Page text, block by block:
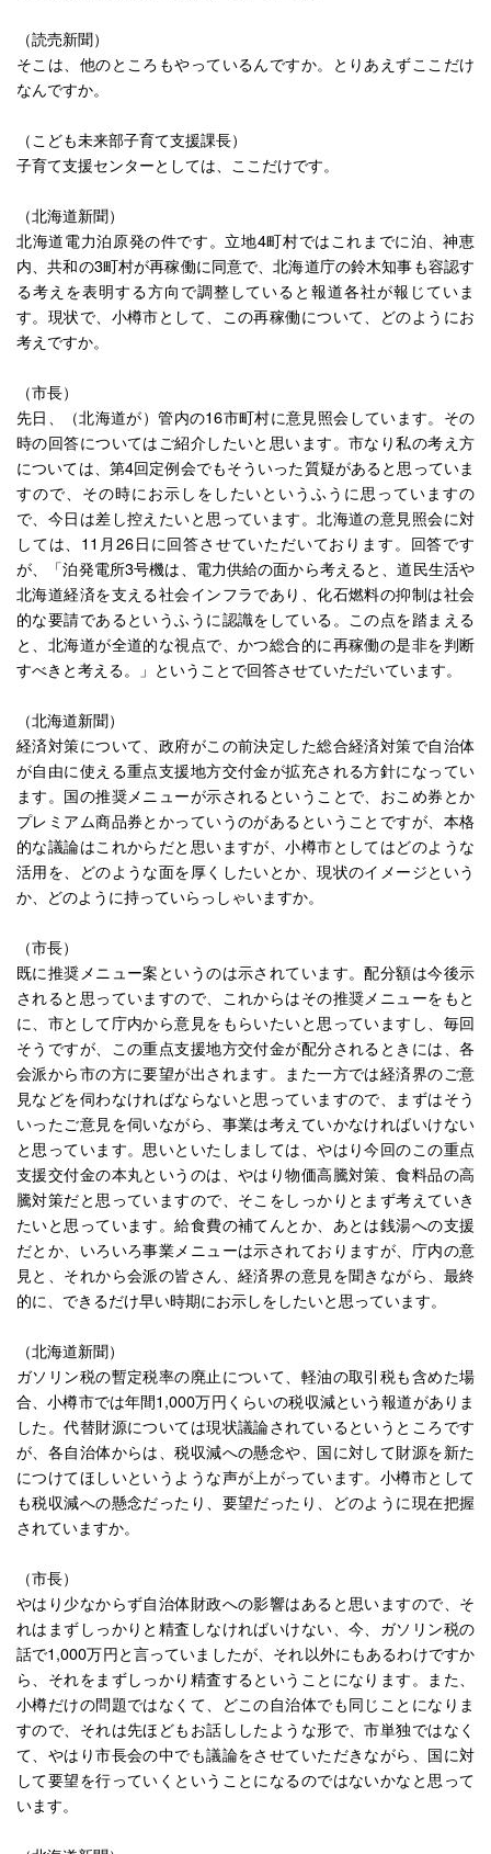
（読売新聞）
そこは、他のところもやっているんですか。とりあえずここだけ
なんですか。
（こども未来部子育て支援課長）
子育て支援センターとしては、ここだけです。
（北海道新聞）
北海道電力泊原発の件です。立地4町村ではこれまでに泊、神恵
内、共和の3町村が再稼働に同意で、北海道庁の鈴木知事も容認す
る考えを表明する方向で調整していると報道各社が報じていま
す。現状で、小樽市として、この再稼働について、どのようにお
考えですか。
（市長）
先日、（北海道が）管内の16市町村に意見照会しています。その
時の回答についてはご紹介したいと思います。市なり私の考え方
については、第4回定例会でもそういった質疑があると思っていま
すので、その時にお示しをしたいというふうに思っていますの
で、今日は差し控えたいと思っています。北海道の意見照会に対
しては、11月26日に回答させていただいております。回答です
が、「泊発電所3号機は、電力供給の面から考えると、道民生活や
北海道経済を支える社会インフラであり、化石燃料の抑制は社会
的な要請であるというふうに認識をしている。この点を踏まえる
と、北海道が全道的な視点で、かつ総合的に再稼働の是非を判断
すべきと考える。」ということで回答させていただいています。
（北海道新聞）
経済対策について、政府がこの前決定した総合経済対策で自治体
が自由に使える重点支援地方交付金が拡充される方針になってい
ます。国の推奨メニューが示されるということで、おこめ券とか
プレミアム商品券とかっていうのがあるということですが、本格
的な議論はこれからだと思いますが、小樽市としてはどのような
活用を、どのような面を厚くしたいとか、現状のイメージという
か、どのように持っていらっしゃいますか。
（市長）
既に推奨メニュー案というのは示されています。配分額は今後示
されると思っていますので、これからはその推奨メニューをもと
に、市として庁内から意見をもらいたいと思っていますし、毎回
そうですが、この重点支援地方交付金が配分されるときには、各
会派から市の方に要望が出されます。また一方では経済界のご意
見などを伺わなければならないと思っていますので、まずはそう
いったご意見を伺いながら、事業は考えていかなければいけない
と思っています。思いといたしましては、やはり今回のこの重点
支援交付金の本丸というのは、やはり物価高騰対策、食料品の高
騰対策だと思っていますので、そこをしっかりとまず考えていき
たいと思っています。給食費の補てんとか、あとは銭湯への支援
だとか、いろいろ事業メニューは示されておりますが、庁内の意
見と、それから会派の皆さん、経済界の意見を聞きながら、最終
的に、できるだけ早い時期にお示しをしたいと思っています。
（北海道新聞）
ガソリン税の暫定税率の廃止について、軽油の取引税も含めた場
合、小樽市では年間1,000万円くらいの税収減という報道がありま
した。代替財源については現状議論されているというところです
が、各自治体からは、税収減への懸念や、国に対して財源を新た
につけてほしいというような声が上がっています。小樽市として
も税収減への懸念だったり、要望だったり、どのように現在把握
されていますか。
（市長）
やはり少なからず自治体財政への影響はあると思いますので、そ
れはまずしっかりと精査しなければいけない、今、ガソリン税の
話で1,000万円と言っていましたが、それ以外にもあるわけですか
ら、それをまずしっかり精査するということになります。また、
小樽だけの問題ではなくて、どこの自治体でも同じことになりま
すので、それは先ほどもお話ししたような形で、市単独ではなく
て、やはり市長会の中でも議論をさせていただきながら、国に対
して要望を行っていくということになるのではないかなと思って
います。